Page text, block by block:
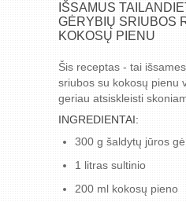
IŠSAMUS
GĖRYBIŲ SRIUBOS
KOKOSŲ PIENU
Šis receptas - tai
sriubos su kokosų pienu
geriau atsiskleisti
INGREDIENTAI:
300 g šaldytų jūros
1 litras sultinio
200 ml kokosų pieno